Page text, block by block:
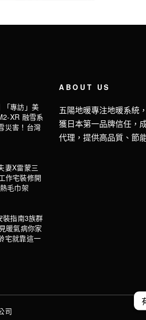
「專訪」美
XR 融雪系
災害！台灣
妻X雷蒙三
作宅裝修開
毛巾架
裝指南3族群
暖氣病你家
宅就靠這一
ABOUT US
五陽地暖專注地暖系統
獲日本第一品牌信任，
代理，提供高品質、節
司